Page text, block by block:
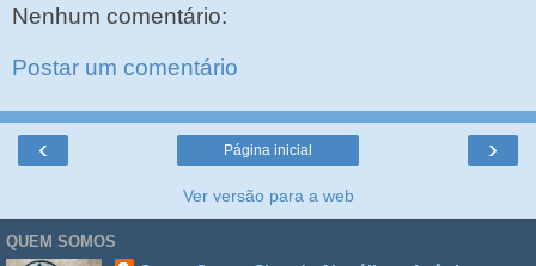
Nenhum comentário:
Postar um comentário
‹ ›
Página inicial
Ver versão para a web
QUEM SOMOS